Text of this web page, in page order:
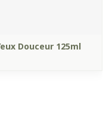
Douceur 125ml